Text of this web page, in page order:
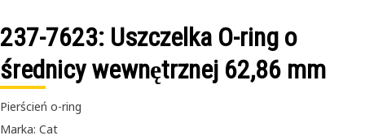
237-7623: Uszczelka O-ring o
średnicy wewnętrznej 62,86 mm
Pierścień o-ring
Marka: Cat